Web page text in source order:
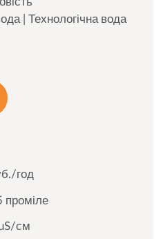
| Технологічна вода
год
проміле
см